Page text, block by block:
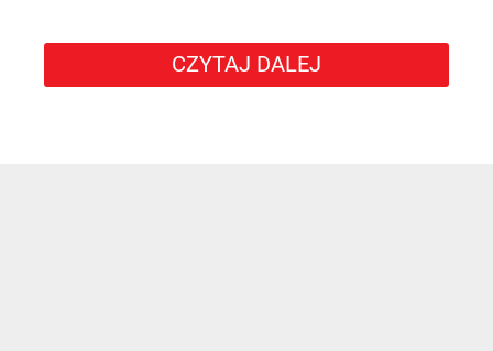
CZYTAJ DALEJ